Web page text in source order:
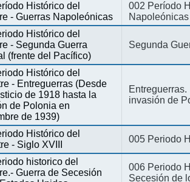
Histórico del
- Guerras Napoleónicas
002 Período
Napoleónicas
Histórico del
- Segunda Guerra
(frente del Pacífico)
Segunda
Histórico del
- Entreguerras (Desde
de 1918 hasta la
de Polonia en
de 1939)
invasión de
Histórico del
- Siglo XVIII
005 Periodo
historico del
Guerra de Secesión
006 Periodo
Secesión de